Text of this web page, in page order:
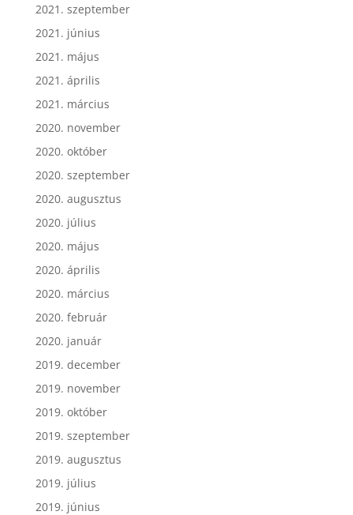
2021. szeptember
2021. június
2021. május
2021. április
2021. március
2020. november
2020. október
2020. szeptember
2020. augusztus
2020. július
2020. május
2020. április
2020. március
2020. február
2020. január
2019. december
2019. november
2019. október
2019. szeptember
2019. augusztus
2019. július
2019. június